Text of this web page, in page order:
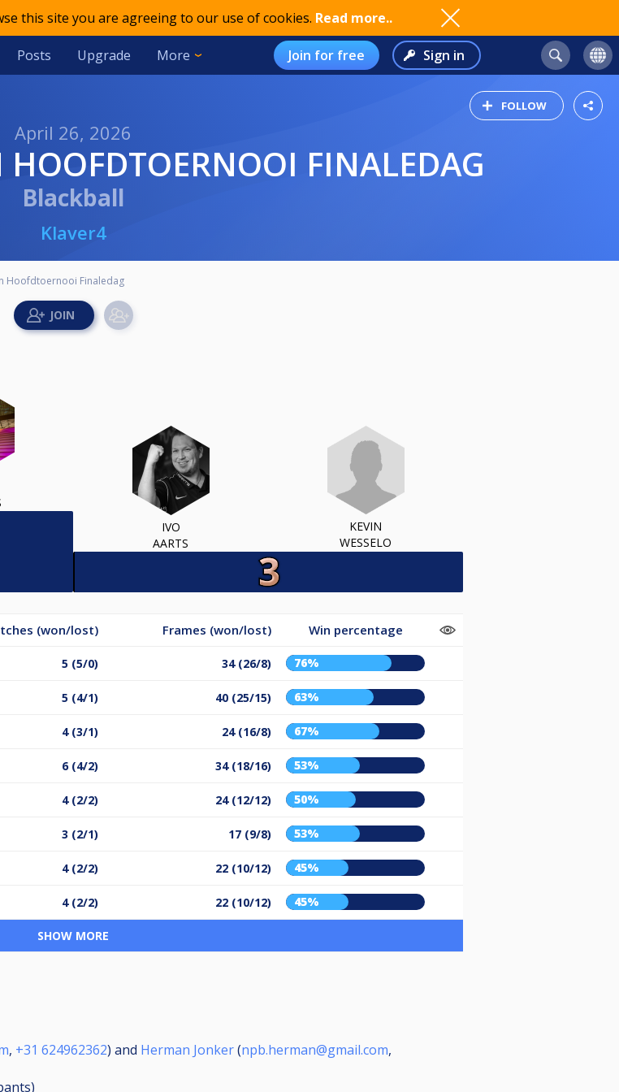
this site you are agreeing to our use of cookies. Read more..
Posts Upgrade More Join for free Sign in
FOLLOW
April 26, 2026
HOOFDTOERNOOI FINALEDAG
Blackball
Klaver4
Hoofdtoernooi Finaledag
IVO
AARTS
KEVIN
WESSELO
(won/lost) Frames (won/lost) Win percentage
5 (5/0) 34 (26/8) 76%
5 (4/1) 40 (25/15) 63%
4 (3/1) 24 (16/8) 67%
6 (4/2) 34 (18/16) 53%
4 (2/2) 24 (12/12) 50%
3 (2/1) 17 (9/8) 53%
4 (2/2) 22 (10/12) 45%
4 (2/2) 22 (10/12) 45%
SHOW MORE
, +31 624962362) and Herman Jonker(npb.herman@gmail.com,
)